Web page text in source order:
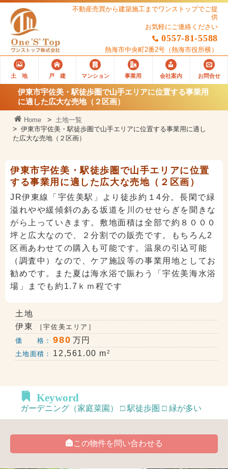
不動産売買から建築施工までワンストップでご提
供
お気軽にご連絡ください
0557-81-5588
熱海市中央町2番2号 （熱海市役所横）
土 地 戸 建 マンション 事業用 会社案内 お問合せ
伊東市宇佐美・駅徒歩圏で山手エリアに位置する事業用
に適した広大な売地（２区画）
Home
土地一覧
伊東市宇佐美・駅徒歩圏で山手エリアに位置する事業用に適し
た広大な売地（２区画）
伊東市宇佐美・駅徒歩圏で山手エリアに位置
する事業用に適した広大な売地（２区画）
JR伊東線「宇佐美駅」より徒歩約１4分。長閑で緑
溢れやや緩傾斜のある坂道を川のせせらぎを聞きな
がら上っていきます。敷地面積は全部で約８０００
坪と広大なので、２分割での販売です。もちろん2
区画あわせての購入も可能です。温泉の引込可能
（調査中）なので、ケア施設等の事業用地としてお
勧めです。また夏は海水浴で賑わう「宇佐美海水浴
場」までも約1.7ｋｍ程です
土地
伊東
［宇佐美エリア］
価 格：
980万円
土地面積： 12,561.00 m2
Keyword
ガーデニング（家庭菜園） □ 駅徒歩圏 □ 緑が多い
この物件を問い合わせる